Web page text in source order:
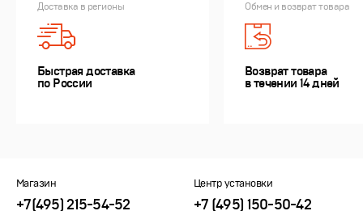
Доставка в регионы
Быстрая доставка
по России
Обмен и возврат товара
Возврат товара
в течении 14 дней
Магазин
+7(495) 215-54-52
Центр установки
+7 (495) 150-50-42